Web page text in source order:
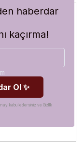
olarak çok şık
hızlı kargolama
haberdar
kaçırma!
Ol ✨
kabul edersiniz ve Gizlilik